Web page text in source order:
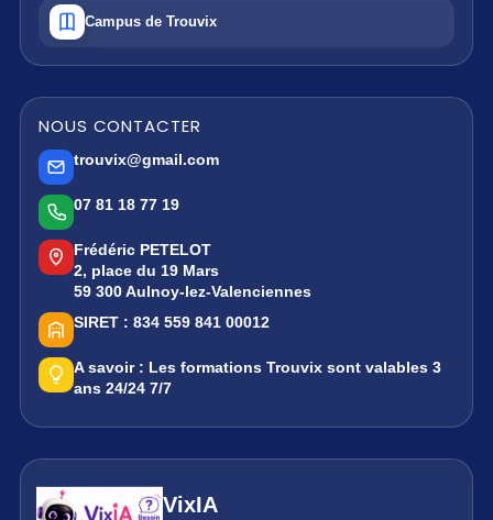
Campus de Trouvix
NOUS CONTACTER
trouvix@gmail.com
07 81 18 77 19
Frédéric PETELOT
2, place du 19 Mars
59 300 Aulnoy-lez-Valenciennes
SIRET : 834 559 841 00012
A savoir : Les formations Trouvix sont valables 3
ans 24/24 7/7
VixIA